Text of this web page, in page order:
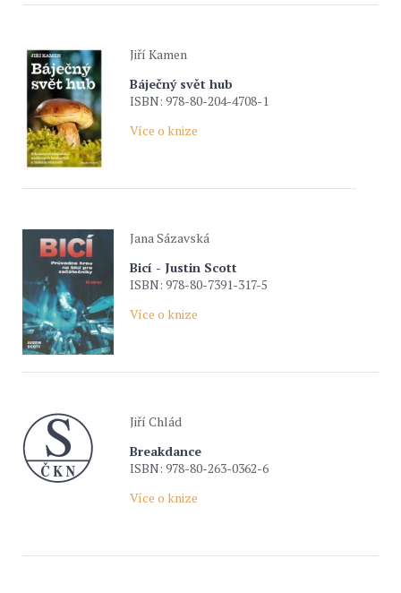
Jiří Kamen
Báječný svět hub
ISBN: 978-80-204-4708-1
Více o knize
Jana Sázavská
Bicí - Justin Scott
ISBN: 978-80-7391-317-5
Více o knize
Jiří Chlád
Breakdance
ISBN: 978-80-263-0362-6
Více o knize